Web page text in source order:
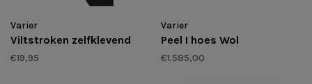
Varier
Viltstroken zelfklevend
€19,95
Varier
Peel I hoes Wol
€1.585,00